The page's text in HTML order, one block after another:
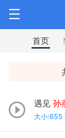
首页
遇见 孙
大小:655